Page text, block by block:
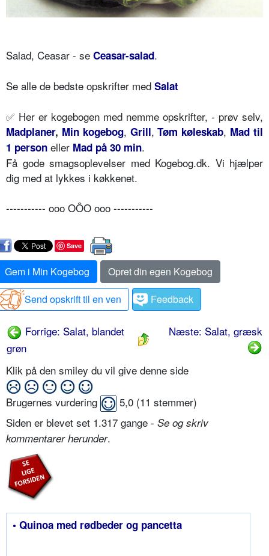
Salad, Ceasar - se Ceasar-salad.
Se alle de bedste opskrifter med Salat
✅ Her er kogebogen med nemme opskrifter, - prøv selv,
Madplaner, Min kogebog, Grill,Tøm køleskab, Mad til
1 person eller Mad på 30 min.
Få gode smagsoplevelser med Kogebog.dk. Vi hjælper
dig med at lykkes i køkkenet.
----------- ooo OÔO ooo -----------
Save
Gem i Min Kogebog
Opret din egen Kogebog
Send opskrift til en ven
Feedback
Forrige: Salat, blandet
grøn
Næste: Salat, græsk
Klik på den smiley du vil give denne side
Brugernes vurdering 5,0 (11 stemmer)
Siden er blevet set 1.317 gange - Se og skriv
kommentarer herunder.
• Quinoa med rødbeder og pancetta